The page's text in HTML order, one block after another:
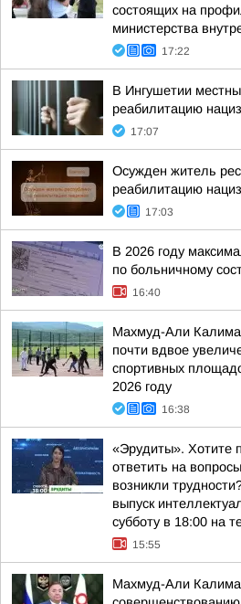
состоящих на
министерства
17:22
В Ингушетии
реабилитацию
17:07
Осужден житель
реабилитацию
17:03
В 2026 году
по больничному
16:40
Махмуд-Али
почти вдвое
спортивных
2026 году
16:38
«Эрудиты». Хотите
ответить на
возникли
выпуск
субботу в 18:00 на
15:55
Махмуд-Али